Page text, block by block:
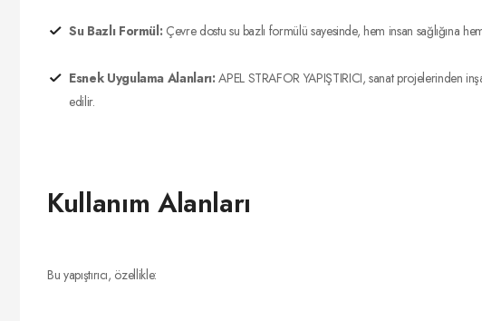
Su Bazlı Formül: Çevre dostu su bazlı formülü sayesinde, hem insan sağlığına
Esnek Uygulama Alanları: APEL STRAFOR YAPIŞTIRICI, sanat projelerinden
edilir.
Kullanım Alanları
Bu yapıştırıcı, özellikle: